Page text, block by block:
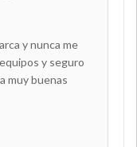
y nunca me
y seguro
muy buenas